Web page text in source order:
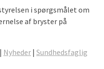
i spørgsmålet om
af bryster på
| Nyheder | Sundhedsfaglig